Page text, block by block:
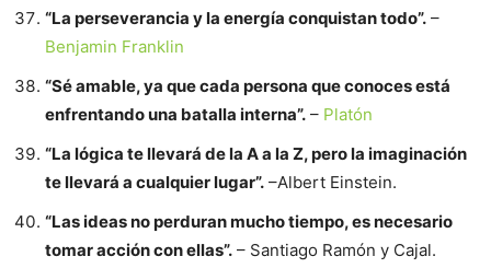
“La perseverancia y la energía conquistan todo”. –
Benjamin Franklin
“Sé amable, ya que cada persona que conoces está
enfrentando una batalla interna”. – Platón
“La lógica te llevará de la A a la Z, pero la imaginación
te llevará a cualquier lugar”. –Albert Einstein.
“Las ideas no perduran mucho tiempo, es necesario
tomar acción con ellas”. – Santiago Ramón y Cajal.